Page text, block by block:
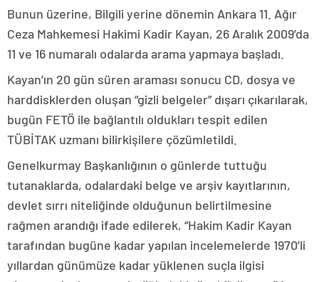
Bunun üzerine, Bilgili yerine dönemin Ankara 11. Ağır
Ceza Mahkemesi Hakimi Kadir Kayan, 26 Aralık 2009’da
11 ve 16 numaralı odalarda arama yapmaya başladı.
Kayan’ın 20 gün süren araması sonucu CD, dosya ve
harddisklerden oluşan “gizli belgeler” dışarı çıkarılarak,
bugün FETÖ ile bağlantılı oldukları tespit edilen
TÜBİTAK uzmanı bilirkişilere çözümletildi.
Genelkurmay Başkanlığının o günlerde tuttuğu
tutanaklarda, odalardaki belge ve arşiv kayıtlarının,
devlet sırrı niteliğinde olduğunun belirtilmesine
rağmen arandığı ifade edilerek, “Hakim Kadir Kayan
tarafından bugüne kadar yapılan incelemelerde 1970’li
yıllardan günümüze kadar yüklenen suçla ilgisi